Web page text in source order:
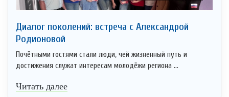
Диалог поколений: встреча с Александрой
Родионовой
Почётными гостями стали люди, чей жизненный путь и
достижения служат интересам молодёжи региона ...
Читать далее